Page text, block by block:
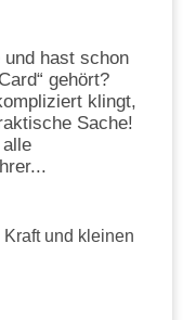
hast schon
gehört?
klingt,
Sache!
und kleinen